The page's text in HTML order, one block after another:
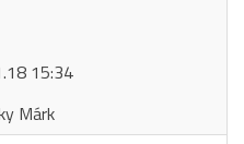
15:34
Márk